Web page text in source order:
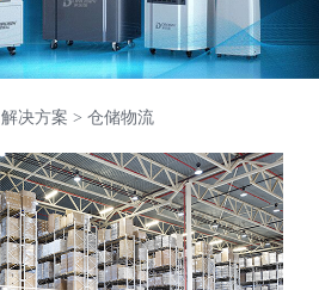
解决方案 > 仓储物流